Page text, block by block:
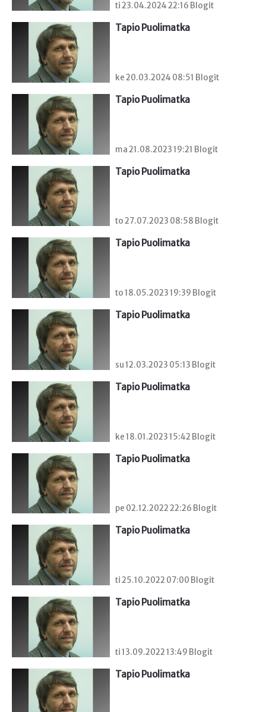
ti 23.04.2024 22:16 Blogit
Tapio Puolimatka
ke 20.03.2024 08:51 Blogit
Tapio Puolimatka
ma 21.08.2023 19:21 Blogit
Tapio Puolimatka
to 27.07.2023 08:58 Blogit
Tapio Puolimatka
to 18.05.2023 19:39 Blogit
Tapio Puolimatka
su 12.03.2023 05:13 Blogit
Tapio Puolimatka
ke 18.01.2023 15:42 Blogit
Tapio Puolimatka
pe 02.12.2022 22:26 Blogit
Tapio Puolimatka
ti 25.10.2022 07:00 Blogit
Tapio Puolimatka
ti 13.09.2022 13:49 Blogit
Tapio Puolimatka